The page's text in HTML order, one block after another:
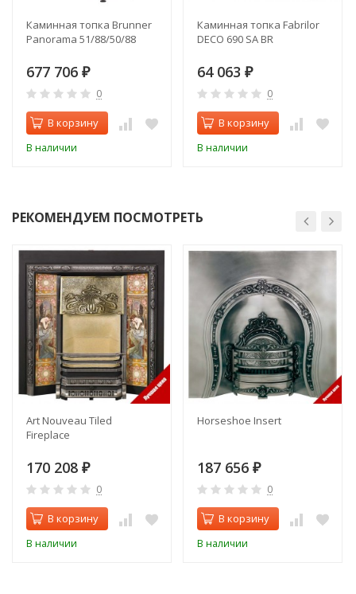
Каминная топка Brunner
Panorama 51/88/50/88
677 706 ₽
0
В корзину
В наличии
Каминная топка Fabrilor
DECO 690 SA BR
64 063 ₽
0
В корзину
В наличии
РЕКОМЕНДУЕМ ПОСМОТРЕТЬ
Art Nouveau Tiled
Fireplace
170 208 ₽
0
В корзину
В наличии
Horseshoe Insert
187 656 ₽
0
В корзину
В наличии